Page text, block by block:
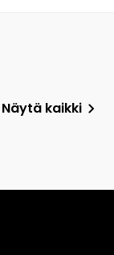
Näytä kaikki